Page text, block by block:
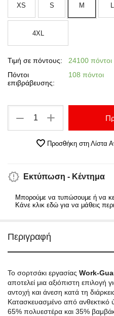
XS S M L
4XL
Τιμή σε πόντους:
24100 πόντοι
Πόντοι
επιβράβευσης:
108 πόντοι
+
−
Προσθήκη στη Λίστα
Εκτύπωση - Κέντημα
Μπορούμε να τυπώσουμε ή να
Κάνε κλικ εδώ για να μάθεις
Περιγραφή
Το σορτσάκι εργασίας Work-
αποτελεί μια αξιόπιστη επιλογή
αντοχή και άνεση κατά τη
Κατασκευασμένο από
65% πολυεστέρα και 35%